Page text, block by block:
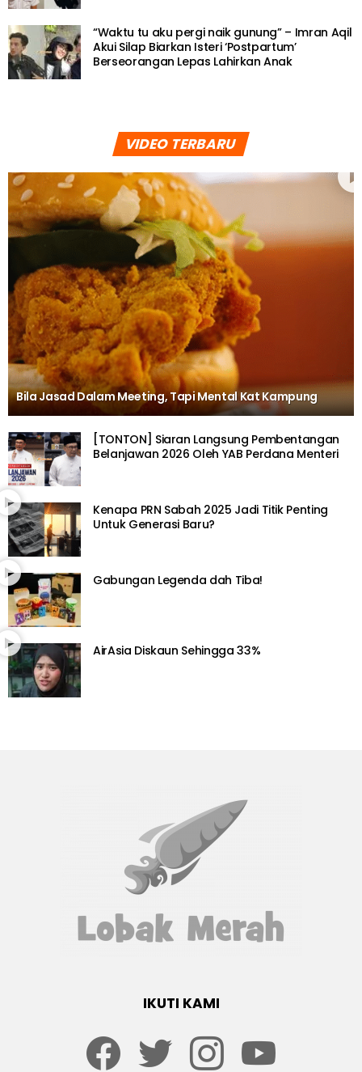
“Waktu tu aku pergi naik gunung” – Imran Aqil
Akui Silap Biarkan Isteri ‘Postpartum’
Berseorangan Lepas Lahirkan Anak
VIDEO TERBARU
Bila Jasad Dalam Meeting, Tapi Mental Kat Kampung
[TONTON] Siaran Langsung Pembentangan
Belanjawan 2026 Oleh YAB Perdana Menteri
Kenapa PRN Sabah 2025 Jadi Titik Penting
Untuk Generasi Baru?
Gabungan Legenda dah Tiba!
AirAsia Diskaun Sehingga 33%
IKUTI KAMI